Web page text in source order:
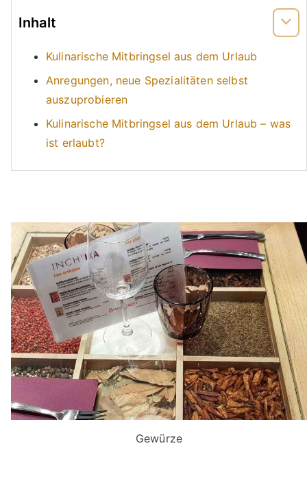
Inhalt
Kulinarische Mitbringsel aus dem Urlaub
Anregungen, neue Spezialitäten selbst
auszuprobieren
Kulinarische Mitbringsel aus dem Urlaub – was
ist erlaubt?
Gewürze